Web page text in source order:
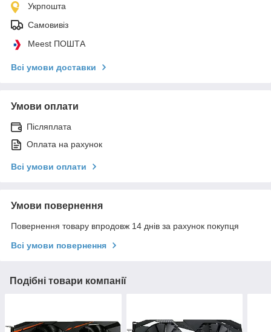
Укрпошта
Самовивіз
Meest ПОШТА
Всі умови доставки
Умови оплати
Післяплата
Оплата на рахунок
Всі умови оплати
Умови повернення
Повернення товару впродовж 14 днів за рахунок покупця
Всі умови повернення
Подібні товари компанії